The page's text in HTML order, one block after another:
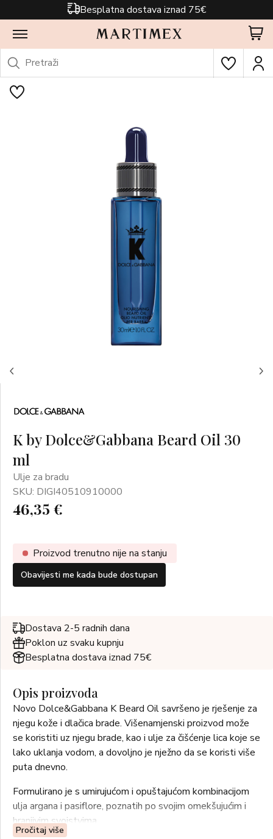
Besplatna dostava iznad 75€
K by Dolce&Gabbana Beard Oil 30
ml
Ulje za bradu
SKU: DIGI40510910000
46,35 €
Proizvod trenutno nije na stanju
Obavijesti me kada bude dostupan
Dostava 2-5 radnih dana
Poklon uz svaku kupnju
Besplatna dostava iznad 75€
Opis proizvoda
Novo Dolce&Gabbana K Beard Oil savršeno je rješenje za
njegu kože i dlačica brade. Višenamjenski proizvod može
se koristiti uz njegu brade, kao i ulje za čišćenje lica koje se
lako uklanja vodom, a dovoljno je nježno da se koristi više
puta dnevno.
Formulirano je s umirujućom i opuštajućom kombinacijom
ulja argana i pasiflore, poznatih po svojim omekšujućim i
hranjivim svojstvima.
Pročitaj više